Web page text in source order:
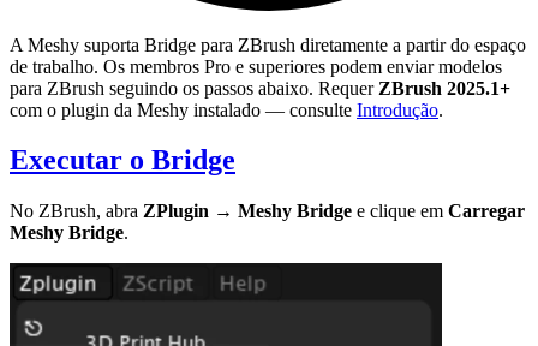
A Meshy suporta Bridge para ZBrush diretamente a partir do espaço
de trabalho. Os membros Pro e superiores podem enviar modelos
para ZBrush seguindo os passos abaixo. Requer ZBrush 2025.1+
com o plugin da Meshy instalado — consulte Introdução.
Executar o Bridge
No ZBrush, abra ZPlugin → Meshy Bridge e clique em Carregar
Meshy Bridge.